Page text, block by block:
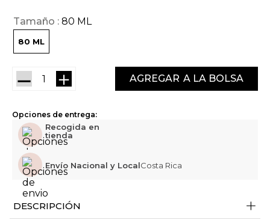
Tamaño 80 ML
80 ML
＋
－ AGREGAR
Opciones de entrega:
Recogida en
tienda
Envío Nacional y LocalCosta Rica
DESCRIPCIÓN +